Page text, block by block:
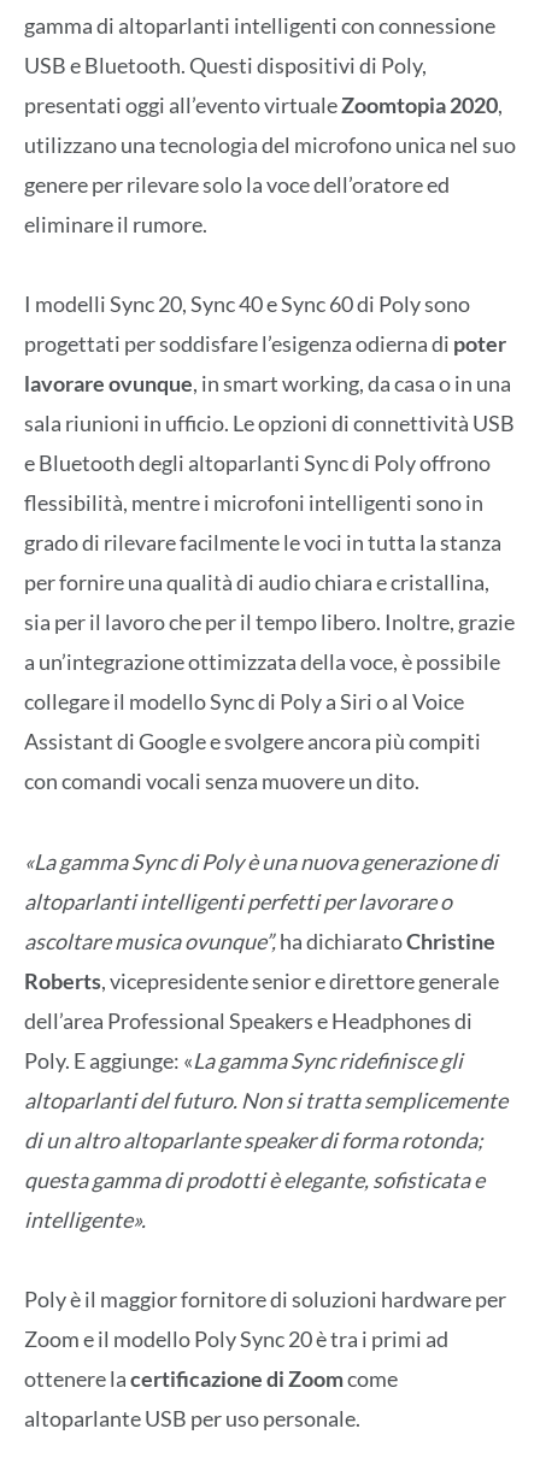
gamma di altoparlanti intelligenti con connessione
USB e Bluetooth. Questi dispositivi di Poly,
presentati oggi all’evento virtualeZoomtopia 2020,
utilizzano una tecnologia del microfono unica nel suo
genere per rilevare solo la voce dell’oratore ed
eliminare il rumore.
I modelli Sync 20, Sync 40 e Sync 60 di Poly sono
progettati per soddisfare l’esigenza odierna di poter
lavorare ovunque, in smart working, da casa o in una
sala riunioni in ufficio. Le opzioni di connettività USB
e Bluetooth degli altoparlanti Sync di Poly offrono
flessibilità, mentre i microfoni intelligenti sono in
grado di rilevare facilmente le voci in tutta la stanza
per fornire una qualità di audio chiara e cristallina,
sia per il lavoro che per il tempo libero. Inoltre, grazie
a un’integrazione ottimizzata della voce, è possibile
collegare il modello Sync di Poly a Siri o al Voice
Assistant di Google e svolgere ancora più compiti
con comandi vocali senza muovere un dito.
«La gamma Sync di Poly è una nuova generazione di
altoparlanti intelligenti perfetti per lavorare o
ascoltare musica ovunque”,ha dichiaratoChristine
Roberts, vicepresidente senior e direttore generale
dell’area Professional Speakers e Headphones di
Poly. E aggiunge: «La gamma Sync ridefinisce gli
altoparlanti del futuro. Non si tratta semplicemente
di un altro altoparlante speaker di forma rotonda;
questa gamma di prodotti è elegante, sofisticata e
intelligente».
Poly è il maggior fornitore di soluzioni hardware per
Zoom e il modello Poly Sync 20 è tra i primi ad
ottenere lacertificazione di Zoomcome
altoparlante USB per uso personale.